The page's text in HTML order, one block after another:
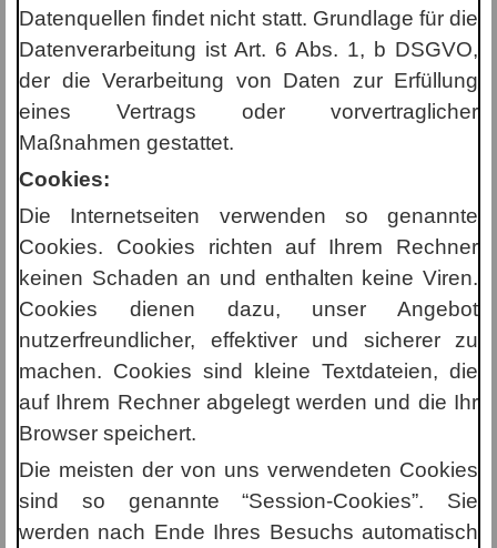
Datenquellen findet nicht statt. Grundlage für die
Datenverarbeitung ist Art. 6 Abs. 1, b DSGVO,
der die Verarbeitung von Daten zur Erfüllung
eines Vertrags oder vorvertraglicher
Maßnahmen gestattet.
Cookies:
Die Internetseiten verwenden so genannte
Cookies. Cookies richten auf Ihrem Rechner
keinen Schaden an und enthalten keine Viren.
Cookies dienen dazu, unser Angebot
nutzerfreundlicher, effektiver und sicherer zu
machen. Cookies sind kleine Textdateien, die
auf Ihrem Rechner abgelegt werden und die Ihr
Browser speichert.
Die meisten der von uns verwendeten Cookies
sind so genannte “Session-Cookies”. Sie
werden nach Ende Ihres Besuchs automatisch